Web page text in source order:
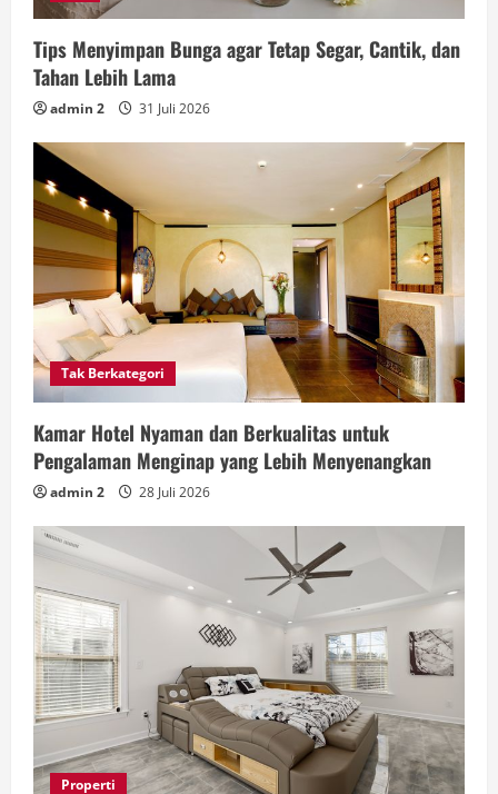
Tips Menyimpan Bunga agar Tetap Segar, Cantik, dan
Tahan Lebih Lama
admin 2 31 Juli 2026
Tak Berkategori
Kamar Hotel Nyaman dan Berkualitas untuk
Pengalaman Menginap yang Lebih Menyenangkan
admin 2 28 Juli 2026
Properti